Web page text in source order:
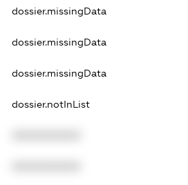
dossier.missingData
dossier.missingData
dossier.missingData
dossier.notInList